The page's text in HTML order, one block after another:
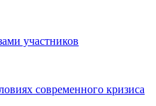
участников
современного кризиса